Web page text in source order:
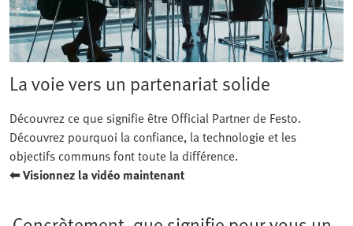
La voie vers un partenariat solide
Découvrez ce que signifie être Official Partner de Festo.
Découvrez pourquoi la confiance, la technologie et les
objectifs communs font toute la différence.
⬅ Visionnez la vidéo maintenant